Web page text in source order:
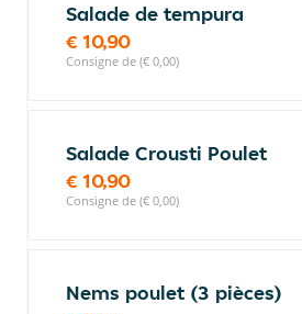
Salade de tempura
€ 10,90
Consigne de (€ 0,00)
Salade Crousti Poulet
€ 10,90
Consigne de (€ 0,00)
Nems poulet (3 pièces)